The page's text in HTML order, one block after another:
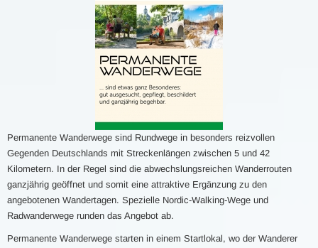
Permanente Wanderwege sind Rundwege in besonders reizvollen
Gegenden Deutschlands mit Streckenlängen zwischen 5 und 42
Kilometern. In der Regel sind die abwechslungsreichen Wanderrouten
ganzjährig geöffnet und somit eine attraktive Ergänzung zu den
angebotenen Wandertagen. Spezielle Nordic-Walking-Wege und
Radwanderwege runden das Angebot ab.
Permanente Wanderwege starten in einem Startlokal, wo der Wanderer